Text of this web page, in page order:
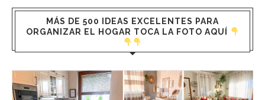
MÁS DE 500 IDEAS EXCELENTES PARA
ORGANIZAR EL HOGAR TOCA LA FOTO AQUÍ